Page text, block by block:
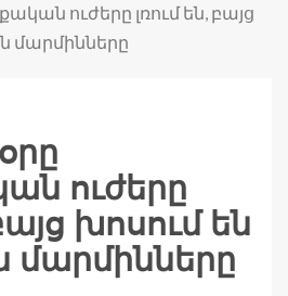
ուժերը լռում են, բայց
մարմինները
ուժերը
խոսում են
մարմինները